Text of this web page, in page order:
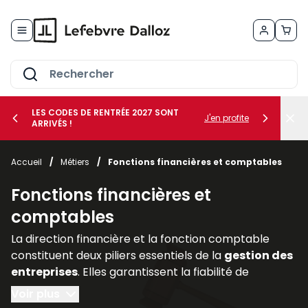
le sous-menu Vos métiers
le sous-menu Vos besoins
LES CODES DE RENTRÉE 2027 SONT
ARRIVÉS !
J'en profite
Accueil / Métiers / Fonctions financières et comptables
Fonctions financières et
comptables
La direction financière et la fonction comptable
constituent deux piliers essentiels de la gestion des
entreprises. Elles garantissent la fiabilité de
l’information financière, assurent la